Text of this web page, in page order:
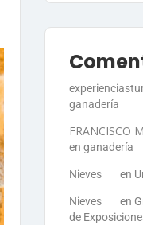
ganadería
FRANCISCO
en ganadería
Nieves en
Nieves en
de